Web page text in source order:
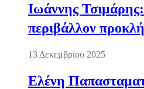
Ιωάννης
περιβάλλον
13 Δεκεμβρίου 2025
Ελένη